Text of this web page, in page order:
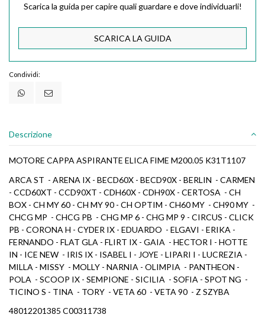
Scarica la guida per capire quali guardare e dove individuarli!
SCARICA LA GUIDA
Condividi:
Descrizione
MOTORE CAPPA ASPIRANTE ELICA FIME M200.05 K31T1107
ARCA ST - ARENA IX - BECD60X - BECD90X - BERLIN - CARMEN
- CCD60XT - CCD90XT - CDH60X - CDH90X - CERTOSA - CH
BOX - CH MY 60 - CH MY 90 - CH OPTIM - CH60 MY - CH90 MY -
CHCG MP - CHCG PB - CHG MP 6 - CHG MP 9 - CIRCUS - CLICK
PB - CORONA H - CYDER IX - EDUARDO - ELGAVI - ERIKA -
FERNANDO - FLAT GLA - FLIRT IX - GAIA - HECTOR I - HOTTE
IN - ICE NEW - IRIS IX - ISABEL I - JOYE - LIPARI I - LUCREZIA -
MILLA - MISSY - MOLLY - NARNIA - OLIMPIA - PANTHEON -
POLA - SCOOP IX - SEMPIONE - SICILIA - SOFIA - SPOT NG -
TICINO S - TINA - TORY - VETA 60 - VETA 90 - Z SZYBA
48012201385 C00311738